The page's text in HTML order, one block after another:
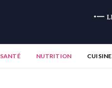
SANTÉ NUTRITION CUISINE